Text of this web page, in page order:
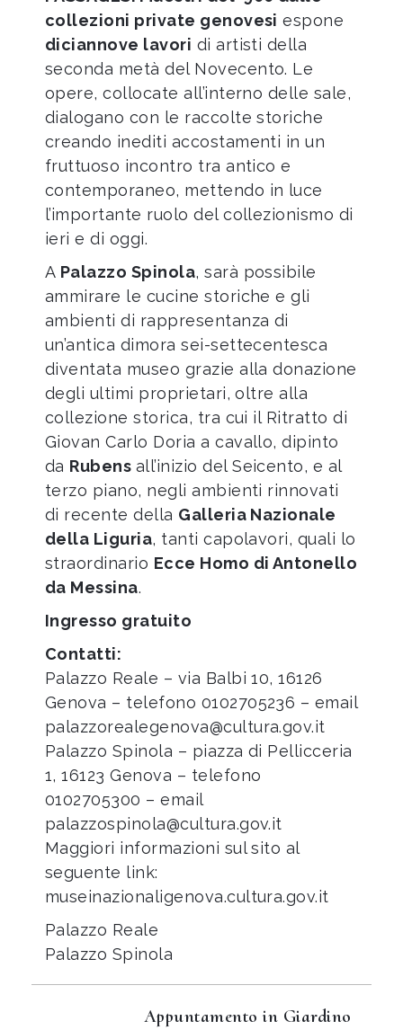
collezioni private genovesi espone
diciannove lavori di artisti della
seconda metà del Novecento. Le
opere, collocate all’interno delle sale,
dialogano con le raccolte storiche
creando inediti accostamenti in un
fruttuoso incontro tra antico e
contemporaneo, mettendo in luce
l’importante ruolo del collezionismo di
ieri e di oggi.
A Palazzo Spinola, sarà possibile
ammirare le cucine storiche e gli
ambienti di rappresentanza di
un’antica dimora sei-settecentesca
diventata museo grazie alla donazione
degli ultimi proprietari, oltre alla
collezione storica, tra cui il Ritratto di
Giovan Carlo Doria a cavallo, dipinto
da Rubens all’inizio del Seicento, e al
terzo piano, negli ambienti rinnovati
di recente della Galleria Nazionale
della Liguria, tanti capolavori, quali lo
straordinario Ecce Homo di Antonello
da Messina.
Ingresso gratuito
Contatti:
Palazzo Reale – via Balbi 10, 16126
Genova – telefono 0102705236 – email
palazzorealegenova@cultura.gov.it
Palazzo Spinola – piazza di Pellicceria
1, 16123 Genova – telefono
0102705300 – email
palazzospinola@cultura.gov.it
Maggiori informazioni sul sito al
seguente link:
museinazionaligenova.cultura.gov.it
Palazzo Reale
Palazzo Spinola
Appuntamento in Giardino